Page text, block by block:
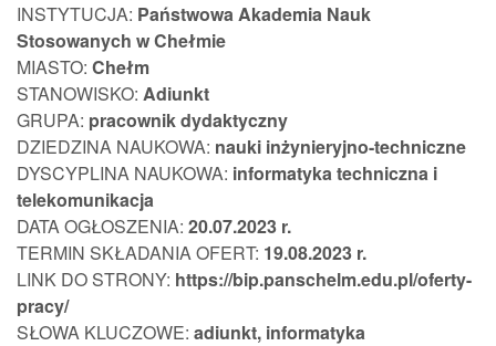
INSTYTUCJA: Państwowa Akademia Nauk
Stosowanych w Chełmie
MIASTO: Chełm
STANOWISKO: Adiunkt
GRUPA: pracownikdydaktyczny
DZIEDZINA NAUKOWA: nauki inżynieryjno-techniczne
DYSCYPLINA NAUKOWA: informatyka techniczna i
telekomunikacja
DATA OGŁOSZENIA: 20.07.2023 r.
TERMIN SKŁADANIA OFERT: 19.08.2023 r.
LINK DO STRONY: https://bip.panschelm.edu.pl/oferty-
pracy/
SŁOWA KLUCZOWE: adiunkt, informatyka